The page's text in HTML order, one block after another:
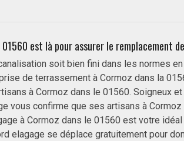
01560 est là pour assurer le remplacement
soit bien fini dans les normes
de terrassement à Cormoz dans la
à Cormoz dans le 01560. Soigneux
vous confirme que ses artisans à
à Cormoz dans le 01560 est votre
elagage se déplace gratuitement pour